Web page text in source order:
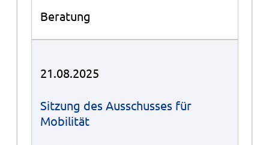
Beratung
21.08.2025
Sitzung des Ausschusses für
Mobilität